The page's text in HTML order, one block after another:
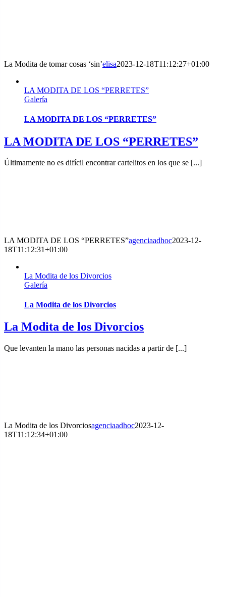
La Modita de tomar cosas ‘sin’elisa2023-12-18T11:12:27+01:00
LA MODITA DE LOS “PERRETES”
Galería
LA MODITA DE LOS “PERRETES”
LA MODITA DE LOS “PERRETES”
Últimamente no es difícil encontrar cartelitos en los que se [...]
LA MODITA DE LOS “PERRETES”agenciaadhoc2023-12-
18T11:12:31+01:00
La Modita de los Divorcios
Galería
La Modita de los Divorcios
La Modita de los Divorcios
Que levanten la mano las personas nacidas a partir de [...]
La Modita de los Divorciosagenciaadhoc2023-12-
18T11:12:34+01:00